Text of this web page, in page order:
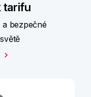
tarifu
bezpečné